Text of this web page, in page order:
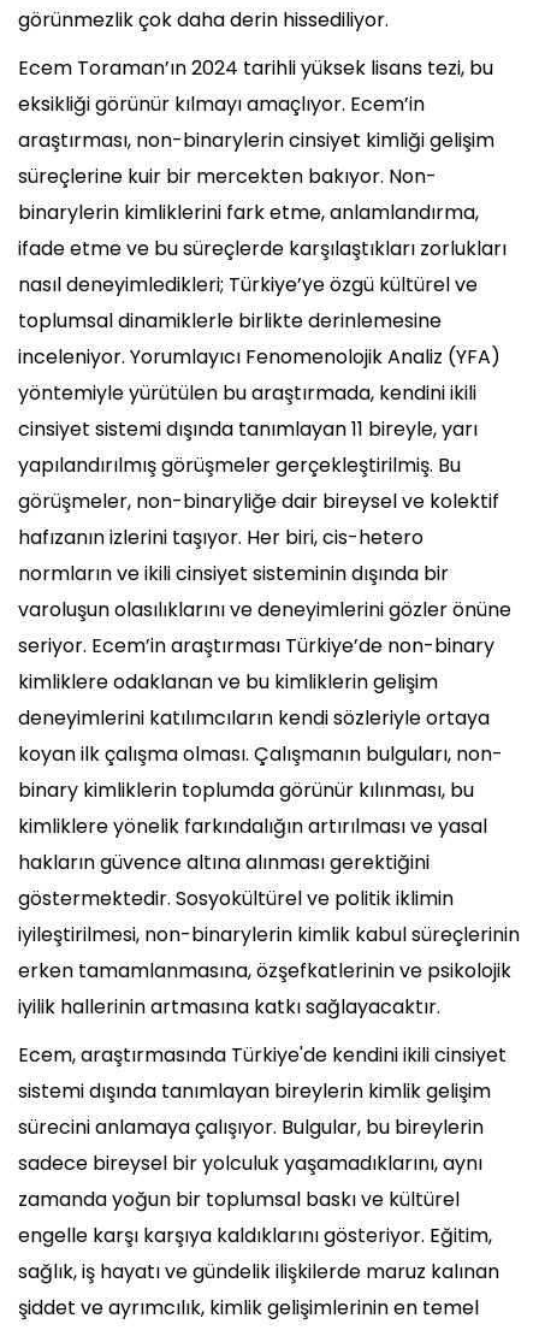
görünmezlik çok daha derin hissediliyor.
Ecem Toraman’ın 2024 tarihli yüksek lisans tezi, bu
eksikliği görünür kılmayı amaçlıyor. Ecem’in
araştırması, non-binarylerin cinsiyet kimliği gelişim
süreçlerine kuir bir mercekten bakıyor. Non-
binarylerin kimliklerini fark etme, anlamlandırma,
ifade etme ve bu süreçlerde karşılaştıkları zorlukları
nasıl deneyimledikleri; Türkiye’ye özgü kültürel ve
toplumsal dinamiklerle birlikte derinlemesine
inceleniyor. Yorumlayıcı Fenomenolojik Analiz (YFA)
yöntemiyle yürütülen bu araştırmada, kendini ikili
cinsiyet sistemi dışında tanımlayan 11 bireyle, yarı
yapılandırılmış görüşmeler gerçekleştirilmiş. Bu
görüşmeler, non-binaryliğe dair bireysel ve kolektif
hafızanın izlerini taşıyor. Her biri, cis-hetero
normların ve ikili cinsiyet sisteminin dışında bir
varoluşun olasılıklarını ve deneyimlerini gözler önüne
seriyor. Ecem’in araştırması Türkiye’de non-binary
kimliklere odaklanan ve bu kimliklerin gelişim
deneyimlerini katılımcıların kendi sözleriyle ortaya
koyan ilk çalışma olması. Çalışmanın bulguları, non-
binary kimliklerin toplumda görünür kılınması, bu
kimliklere yönelik farkındalığın artırılması ve yasal
hakların güvence altına alınması gerektiğini
göstermektedir. Sosyokültürel ve politik iklimin
iyileştirilmesi, non-binarylerin kimlik kabul süreçlerinin
erken tamamlanmasına, özşefkatlerinin ve psikolojik
iyilik hallerinin artmasına katkı sağlayacaktır.
Ecem, araştırmasında Türkiye'de kendini ikili cinsiyet
sistemi dışında tanımlayan bireylerin kimlik gelişim
sürecini anlamaya çalışıyor. Bulgular, bu bireylerin
sadece bireysel bir yolculuk yaşamadıklarını, aynı
zamanda yoğun bir toplumsal baskı ve kültürel
engelle karşı karşıya kaldıklarını gösteriyor. Eğitim,
sağlık, iş hayatı ve gündelik ilişkilerde maruz kalınan
şiddet ve ayrımcılık, kimlik gelişimlerinin en temel